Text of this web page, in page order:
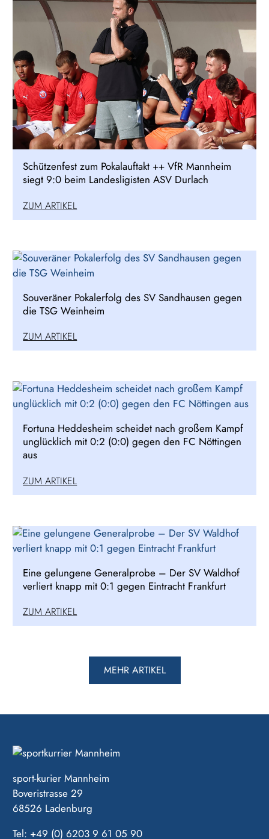
Schützenfest zum Pokalauftakt ++ VfR Mannheim
siegt 9:0 beim Landesligisten ASV Durlach
ZUM ARTIKEL
Souveräner Pokalerfolg des SV Sandhausen gegen
die TSG Weinheim
ZUM ARTIKEL
Fortuna Heddesheim scheidet nach großem Kampf
unglücklich mit 0:2 (0:0) gegen den FC Nöttingen
aus
ZUM ARTIKEL
Eine gelungene Generalprobe – Der SV Waldhof
verliert knapp mit 0:1 gegen Eintracht Frankfurt
ZUM ARTIKEL
MEHR ARTIKEL
sport-kurier Mannheim
Boveristrasse 29
68526 Ladenburg
Tel: +49 (0) 6203 9 61 05 90